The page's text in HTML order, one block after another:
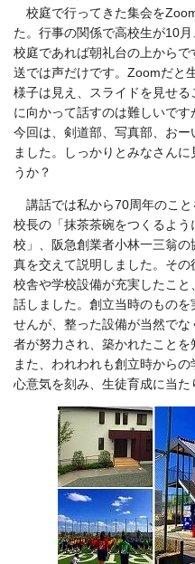
校庭で行ってきた集会を
た。行事の関係で高校生が10
校庭であれば朝礼台の上から
送では声だけです。Zoomだと
様子は見え、スライドを見せ
に向かって話すのは難しいです
今回は、剣道部、写真部、お
ました。しっかりとみなさん
うか？
講話では私から70周年のこ
校長の「抹茶茶碗をつくるよ
校」、阪急創業者小林一三翁
真を交えて説明しました。その
校舎や学校設備が充実したこ
話しました。創立当時のもの
せんが、整った設備が当然で
者が努力され、築かれたことを
また、われわれも創立時から
心意気を刻み、生徒育成に当た